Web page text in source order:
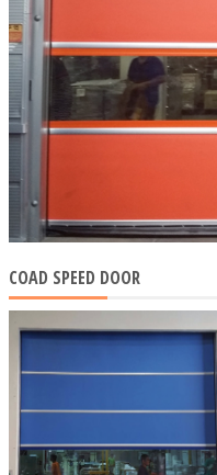
COAD SPEED DOOR